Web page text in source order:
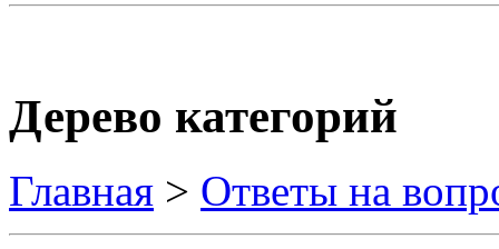
Дерево категорий
Главная > Ответы на